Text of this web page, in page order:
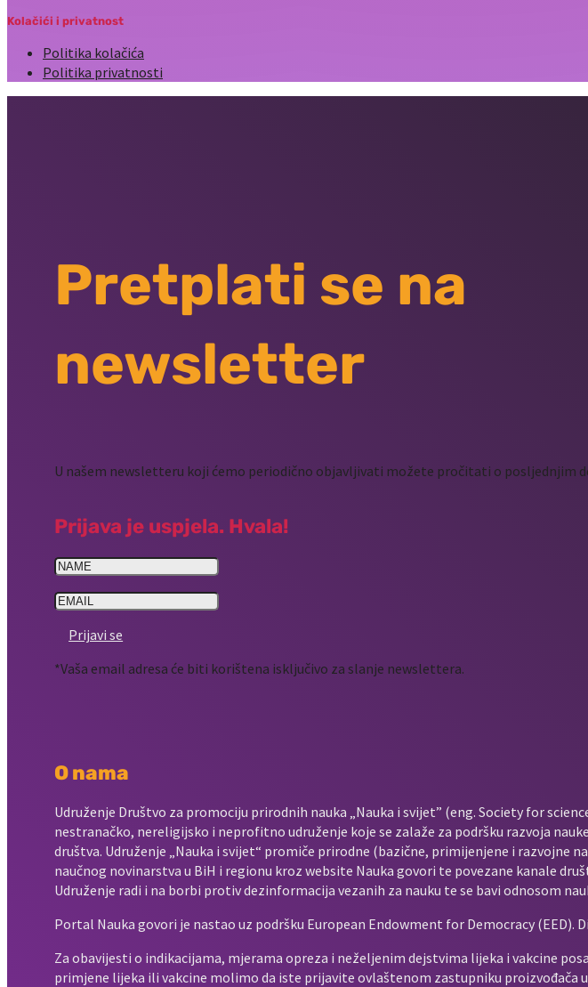
Kolačići i privatnost
Politika kolačića
Politika privatnosti
Pretplati se na
newsletter
U našem newsletteru koji ćemo periodično objavljivati možete pročitati o posljednjim
Prijava je uspjela. Hvala!
Prijavi se
*Vaša email adresa će biti korištena isključivo za slanje newslettera.
O nama
Udruženje Društvo za promociju prirodnih nauka „Nauka i svijet” (eng. Society for
nestranačko, nereligijsko i neprofitno udruženje koje se zalaže za podršku razvoja
društva. Udruženje „Nauka i svijet“ promiče prirodne (bazične, primijenjene i razvojne
naučnog novinarstva u BiH i regionu kroz website Nauka govori te povezane kanale
Udruženje radi i na borbi protiv dezinformacija vezanih za nauku te se bavi odnosom
Portal Nauka govori je nastao uz podršku European Endowment for Democracy (EED).
Za obavijesti o indikacijama, mjerama opreza i neželjenim dejstvima lijeka i vakcine
primjene lijeka ili vakcine molimo da iste prijavite ovlaštenom zastupniku proizvođača